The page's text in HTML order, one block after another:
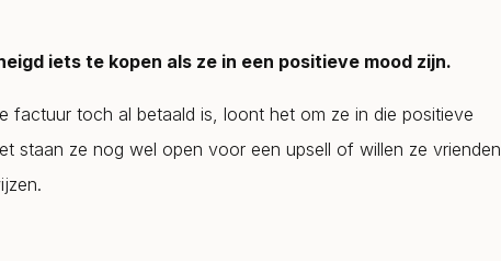
iets te kopen als ze in een positieve mood zijn.
factuur toch al betaald is, loont het om ze in die positieve
staan ze nog wel open voor een upsell of willen ze vrienden